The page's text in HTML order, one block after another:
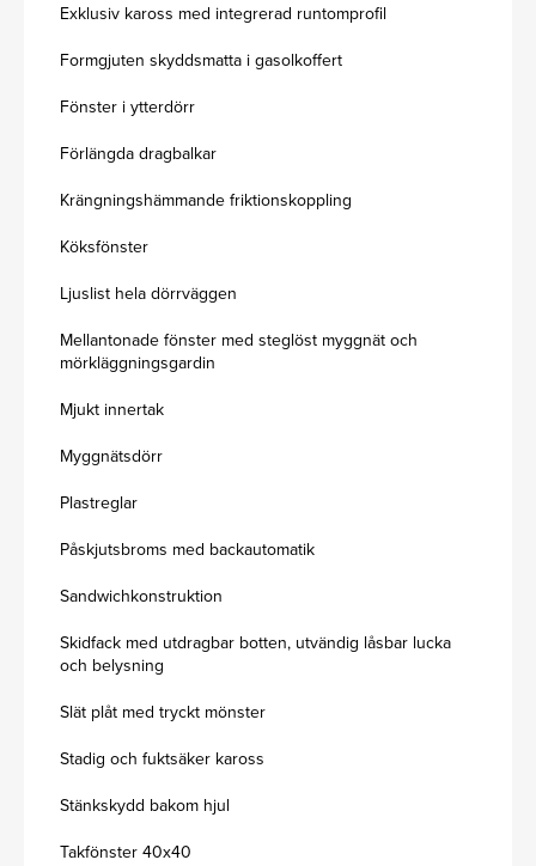
Exklusiv kaross med integrerad runtomprofil
Formgjuten skyddsmatta i gasolkoffert
Fönster i ytterdörr
Förlängda dragbalkar
Krängningshämmande friktionskoppling
Köksfönster
Ljuslist hela dörrväggen
Mellantonade fönster med steglöst myggnät och
mörkläggningsgardin
Mjukt innertak
Myggnätsdörr
Plastreglar
Påskjutsbroms med backautomatik
Sandwichkonstruktion
Skidfack med utdragbar botten, utvändig låsbar lucka
och belysning
Slät plåt med tryckt mönster
Stadig och fuktsäker kaross
Stänkskydd bakom hjul
Takfönster 40x40